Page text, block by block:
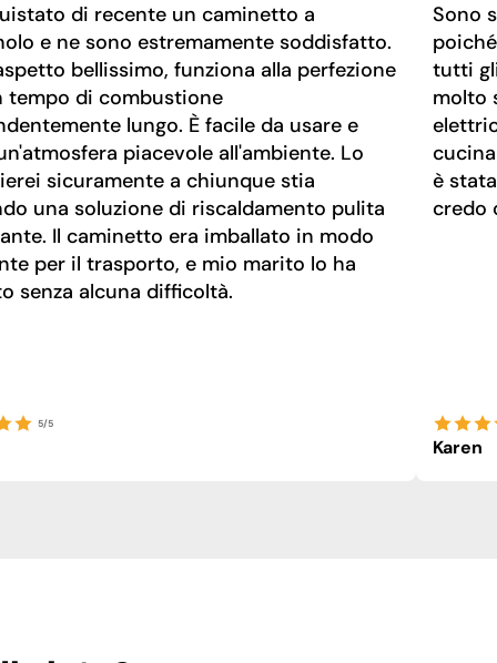
di recente un caminetto a
e ne sono estremamente soddisfatto.
bellissimo, funziona alla perfezione
tempo di combustione
lungo. È facile da usare e
piacevole all'ambiente. Lo
sicuramente a chiunque stia
una soluzione di riscaldamento pulita
Il caminetto era imballato in modo
per il trasporto, e mio marito lo ha
senza alcuna difficoltà.
5/5
Sono
tutti
molto
è
credo
Karen